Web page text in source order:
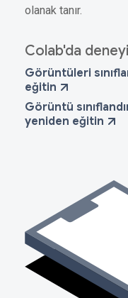
olanak tanır.
Colab'da
Görüntüleri
eğitin
Görüntü
yeniden eğitin